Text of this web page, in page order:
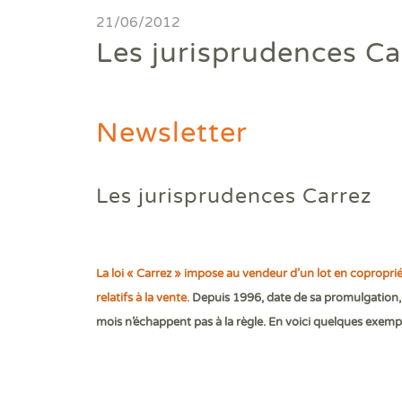
Diagnostics avant travaux
Mieux nous connaitre
Trouver une agence
Offres d'emploi
Contact
21/06/2012
Les jurisprudences
Newsletter
Les jurisprudences Carrez
La loi « Carrez » impose au vendeur d’un lot en
relatifs à la vente. Depuis 1996, date de sa
mois n’échappent pas à la règle. En voici quelques